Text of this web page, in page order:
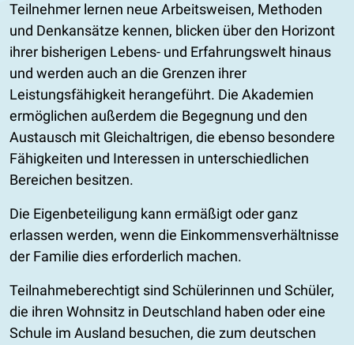
Teilnehmer lernen neue Arbeitsweisen, Methoden
und Denkansätze kennen, blicken über den Horizont
ihrer bisherigen Lebens- und Erfahrungswelt hinaus
und werden auch an die Grenzen ihrer
Leistungsfähigkeit herangeführt. Die Akademien
ermöglichen außerdem die Begegnung und den
Austausch mit Gleichaltrigen, die ebenso besondere
Fähigkeiten und Interessen in unterschiedlichen
Bereichen besitzen.
Die Eigenbeteiligung kann ermäßigt oder ganz
erlassen werden, wenn die Einkommensverhältnisse
der Familie dies erforderlich machen.
Teilnahmeberechtigt sind Schülerinnen und Schüler,
die ihren Wohnsitz in Deutschland haben oder eine
Schule im Ausland besuchen, die zum deutschen